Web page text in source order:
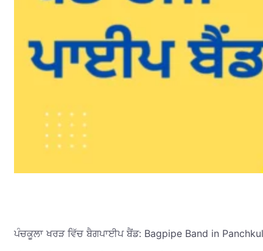
ਪੰਚਕੂਲਾ ਖਰੜ ਵਿੱਚ ਬੈਗਪਾਈਪ ਬੈਂਡ: Bagpipe Band in